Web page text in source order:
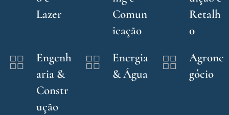
Lazer
Comun
icação
Retalh
o
Engenh
aria &
Constr
ução
Energia
& Água
Agrone
gócio